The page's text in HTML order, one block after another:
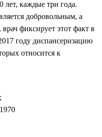
лет, каждые три года.
добровольным, а
врач фиксирует этот факт в
году диспансеризацию
относится к